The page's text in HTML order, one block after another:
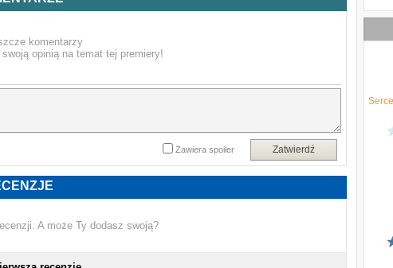
ratować miasto przed podstępną i okrutną Elajzą. Droga będzie
pochodzi od wydawcy.
komentarzy
opinią na temat tej premiery!
Zatwierdź
Zawiera spoiler
A może Ty dodasz swoją?